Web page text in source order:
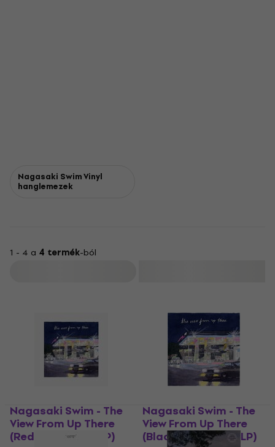
Nagasaki Swim Vinyl
hanglemezek
1 - 4 a 4 termék-ból
Nagasaki Swim - The
View From Up There
(Red Coloured) (LP)
Nagasaki Swim - The
View From Up There
(Black Coloured) (LP)